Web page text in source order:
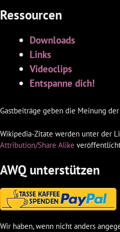
Ressourcen
Downloads
Links
Videoclips
Entspanne dich!
Gastbeiträge geben die Meinung
Wikipedia-Zitate werden unter der
Attribution/Share Alike
AWQ unterstützen
Wir haben, wenn nicht anders